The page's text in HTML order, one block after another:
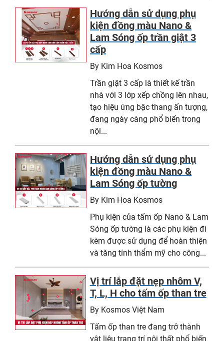
Hướng dẫn sử dụng phụ
kiện đồng màu Nano &
Lam Sóng ốp trần giật 3
cấp
By Kim Hoa Kosmos
Trần giật 3 cấp là thiết kế trần
nhà với 3 lớp xếp chồng lên nhau,
tạo hiệu ứng bậc thang ấn tượng,
đang ngày càng phổ biến trong
nội...
Hướng dẫn sử dụng phụ
kiện đồng màu Nano &
Lam Sóng ốp tường
By Kim Hoa Kosmos
Phụ kiện của tấm ốp Nano & Lam
Sóng ốp tường là các phụ kiện đi
kèm được sử dụng để hoàn thiện
và tăng tính thẩm mỹ cho công...
Vị trí lắp đặt nẹp nhôm V,
T, L, H cho tấm ốp than tre
By Kosmos Việt Nam
Tấm ốp than tre đang trở thành
vật liệu trang trí nội thất phổ biến